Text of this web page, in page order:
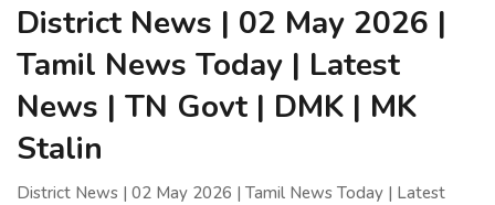
District News | 02 May 2026 |
Tamil News Today | Latest
News | TN Govt | DMK | MK
Stalin
District News | 02 May 2026 | Tamil News Today | Latest